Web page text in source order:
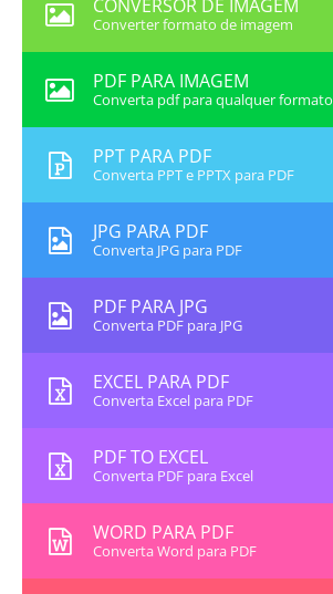
CONVERSOR DE IMAGEM
Converter formato de imagem
PDF PARA IMAGEM
Converta pdf para qualquer
PPT PARA PDF
Converta PPT e PPTX para PDF
JPG PARA PDF
Converta JPG para PDF
PDF PARA JPG
Converta PDF para JPG
EXCEL PARA PDF
Converta Excel para PDF
PDF TO EXCEL
Converta PDF para Excel
WORD PARA PDF
Converta Word para PDF